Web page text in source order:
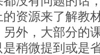
资源来了解教
另外，大部分的
稍微提到或是